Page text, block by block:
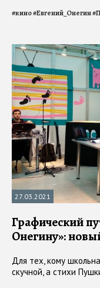
#кино#Евгений_Онегин#
27.03.2021
Графический
Онегину»:
Для тех, кому
скучной, а стихи